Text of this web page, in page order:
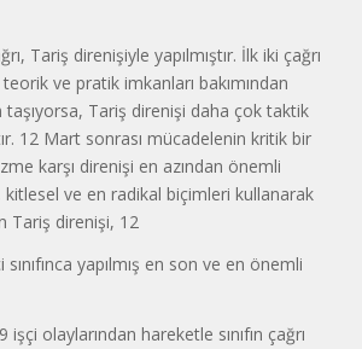
Tariş direnişiyle yapılmıştır. İlk iki çağrı
ve pratik imkanları bakımından
Tariş direnişi daha çok taktik
12 Mart sonrası mücadelenin kritik bir
karşı direnişi en azından önemli
ve en radikal biçimleri kullanarak
Tariş direnişi, 12
yapılmış en son ve en önemli
olaylarından hareketle sınıfın çağrı